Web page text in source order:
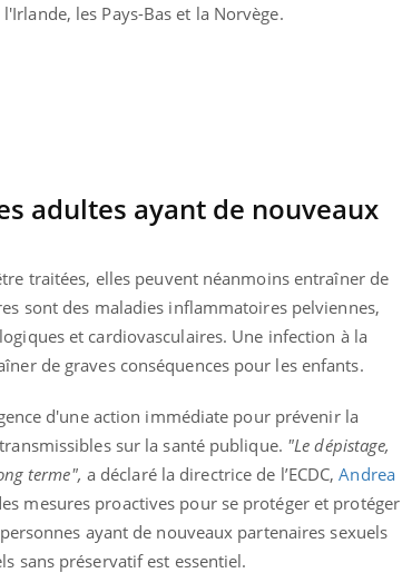
les Pays-Bas et la Norvège.
adultes ayant de nouveaux
traitées, elles peuvent néanmoins entraîner de
sont des maladies inflammatoires pelviennes,
et cardiovasculaires. Une infection à la
de graves conséquences pour les enfants.
d'une action immédiate pour prévenir la
sur la santé publique. "Le dépistage,
terme", a déclaré la directrice de l’ECDC,Andrea
mesures proactives pour se protéger et protéger
ayant de nouveaux partenaires sexuels
sans préservatif est essentiel.